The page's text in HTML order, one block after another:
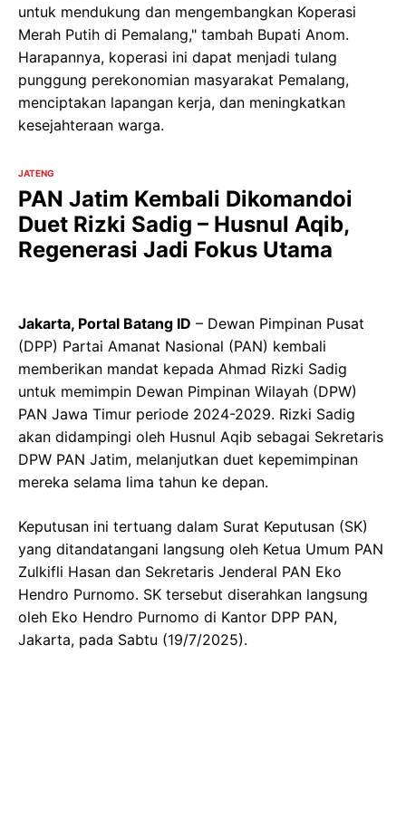
untuk mendukung dan mengembangkan Koperasi
Merah Putih di Pemalang," tambah Bupati Anom.
Harapannya, koperasi ini dapat menjadi tulang
punggung perekonomian masyarakat Pemalang,
menciptakan lapangan kerja, dan meningkatkan
kesejahteraan warga.
JATENG
PAN Jatim Kembali Dikomandoi
Duet Rizki Sadig – Husnul Aqib,
Regenerasi Jadi Fokus Utama
Jakarta, Portal Batang ID – Dewan Pimpinan Pusat
(DPP) Partai Amanat Nasional (PAN) kembali
memberikan mandat kepada Ahmad Rizki Sadig
untuk memimpin Dewan Pimpinan Wilayah (DPW)
PAN Jawa Timur periode 2024-2029. Rizki Sadig
akan didampingi oleh Husnul Aqib sebagai Sekretaris
DPW PAN Jatim, melanjutkan duet kepemimpinan
mereka selama lima tahun ke depan.
Keputusan ini tertuang dalam Surat Keputusan (SK)
yang ditandatangani langsung oleh Ketua Umum PAN
Zulkifli Hasan dan Sekretaris Jenderal PAN Eko
Hendro Purnomo. SK tersebut diserahkan langsung
oleh Eko Hendro Purnomo di Kantor DPP PAN,
Jakarta, pada Sabtu (19/7/2025).